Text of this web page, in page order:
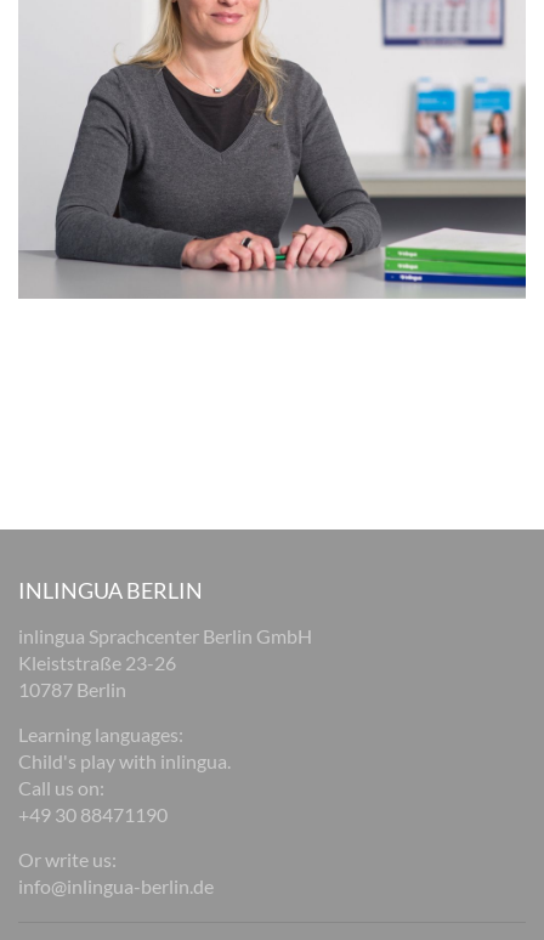
INLINGUA BERLIN
inlingua Sprachcenter Berlin GmbH
Kleiststraße 23-26
10787 Berlin
Learning languages:
Child's play with inlingua.
Call us on:
+49 30 88471190
Or write us:
info@inlingua-berlin.de